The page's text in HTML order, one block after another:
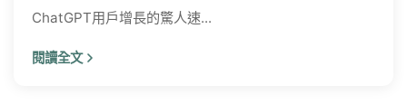
ChatGPT用戶增長的驚人速...
閱讀全文